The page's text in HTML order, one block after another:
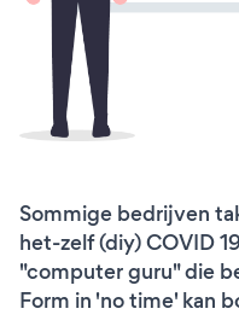
Sommige bedrijven
het-zelf (diy) COVID
"computer guru" die
Form in 'no time' kan